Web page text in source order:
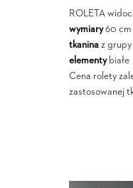
ROLETA
wymiary60 cm
tkaninaz grupy
elementybiałe
Cena rolety
zastosowanej